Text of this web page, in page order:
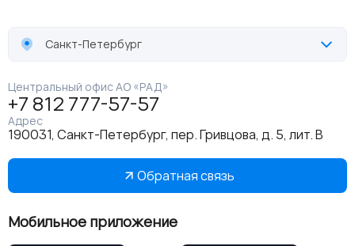
Санкт-Петербург
Центральный офис АО «РАД»
+7 812 777-57-57
Адрес
190031, Санкт-Петербург, пер. Гривцова, д. 5, лит. В
Обратная связь
Мобильное приложение